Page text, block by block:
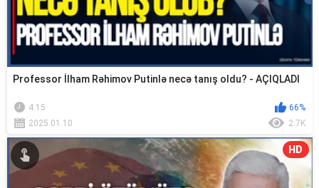
Professor İlham Rəhimov Putinlə necə tanış oldu? - AÇIQLADI
4:15
66%
2025.01.10
2.7K
HD